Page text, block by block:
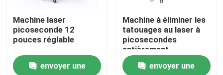
Maison
Produits
Machine laser
picoseconde 12
pouces réglable
envoyer une
Machine à éliminer les
tatouages au laser à
picosecondes
entièrement
personnalisable
envoyer une